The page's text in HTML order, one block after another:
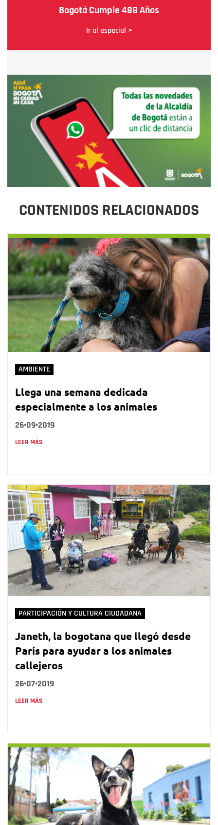
Bogotá Cumple 488 Años
Ir al especial >
CONTENIDOS RELACIONADOS
AMBIENTE
Llega una semana dedicada
especialmente a los animales
26•09•2019
LEER MÁS
PARTICIPACIÓN Y CULTURA CIUDADANA
Janeth, la bogotana que llegó desde
París para ayudar a los animales
callejeros
26•07•2019
LEER MÁS